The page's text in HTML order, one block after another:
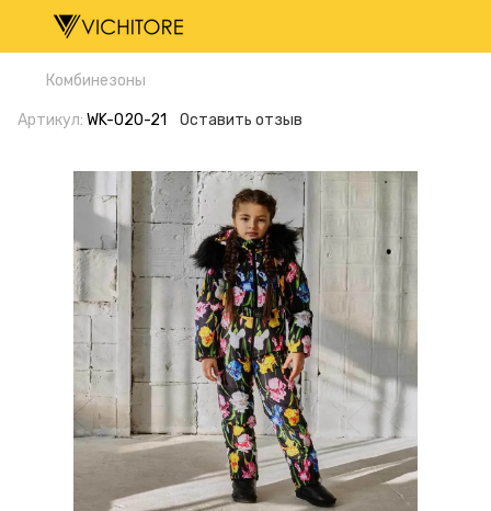
Комбинезоны
Артикул: WK-020-21 Оставить отзыв